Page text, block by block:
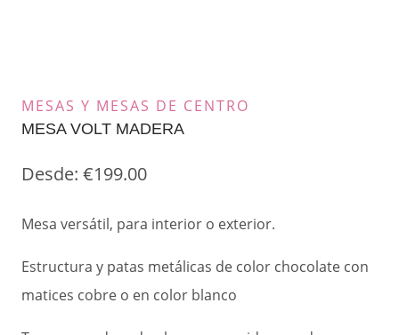
MESAS Y MESAS DE CENTRO
MESA VOLT MADERA
Desde: €199.00
Mesa versátil, para interior o exterior.
Estructura y patas metálicas de color chocolate con
matices cobre o en color blanco